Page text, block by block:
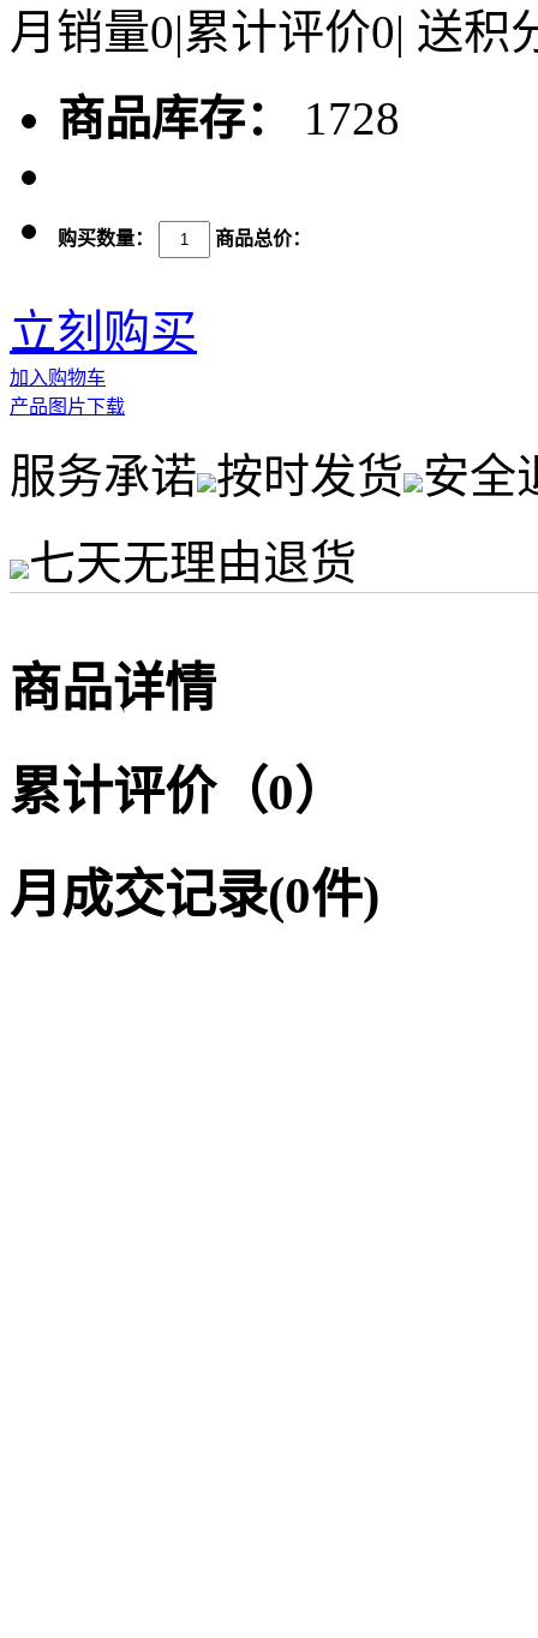
月销量0|累计评价0| 送积
商品库存：
1728
购买数量： 商品总价：
立刻购买
加入购物车
产品图片下载
服务承诺 按时发货 安全
七天无理由退货
商品详情
累计评价（0）
月成交记录(0件)